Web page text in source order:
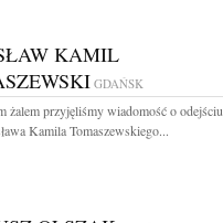
KAMIL
GDAŃSK
żalem przyjęliśmy wiadomość o odejściu
Kamila Tomaszewskiego...